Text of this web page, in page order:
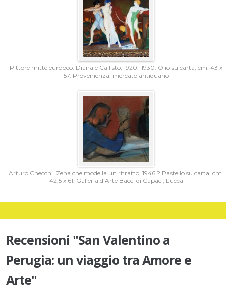
Pittore mitteleuropeo. Diana e Callisto, 1920 -1930. Olio su carta, cm. 43 x
57. Provenienza: mercato antiquario
Arturo Checchi. Zena che modella un ritratto, 1946 ? Pastello su carta, cm.
42,5 x 61. Galleria d’Arte Bacci di Capaci, Lucca
Recensioni "San Valentino a
Perugia: un viaggio tra Amore e
Arte"